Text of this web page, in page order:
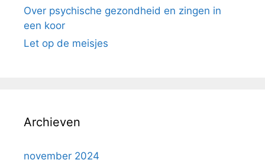
Over psychische gezondheid en zingen in
een koor
Let op de meisjes
Archieven
november 2024